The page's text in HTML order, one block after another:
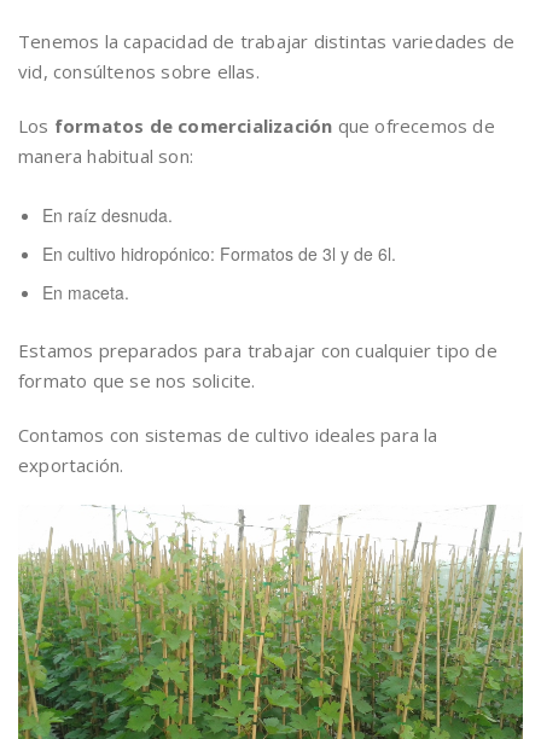
Tenemos la capacidad de trabajar distintas variedades de
vid, consúltenos sobre ellas.
Los formatos de comercialización que ofrecemos de
manera habitual son:
En raíz desnuda.
En cultivo hidropónico: Formatos de 3l y de 6l.
En maceta.
Estamos preparados para trabajar con cualquier tipo de
formato que se nos solicite.
Contamos con sistemas de cultivo ideales para la
exportación.